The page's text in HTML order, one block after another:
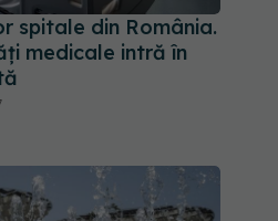
spitale din România.
medicale intră în